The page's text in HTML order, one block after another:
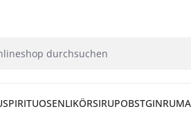
SPIRITUOSENLIKÖRSIRUPOBSTGINRUM